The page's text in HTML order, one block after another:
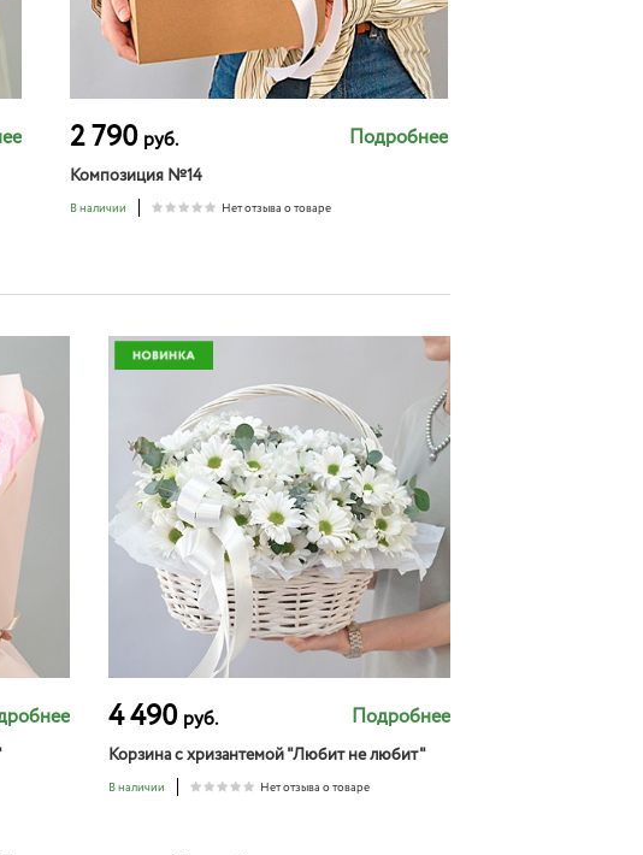
2 790 руб. Подробнее
Композиция №14
В наличии Нет отзыва о товаре
4 490 руб. Подробнее
Корзина с хризантемой "Любит не любит"
В наличии Нет отзыва о товаре